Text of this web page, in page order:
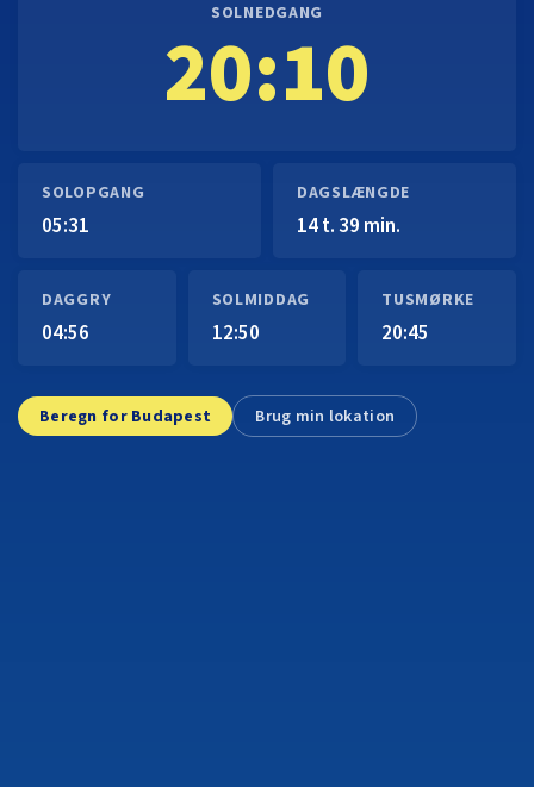
SOLNEDGANG
20:10
SOLOPGANG
05:31
DAGSLÆNGDE
14 t. 39 min.
DAGGRY
04:56
SOLMIDDAG
12:50
TUSMØRKE
20:45
Beregn for Budapest Brug min lokation